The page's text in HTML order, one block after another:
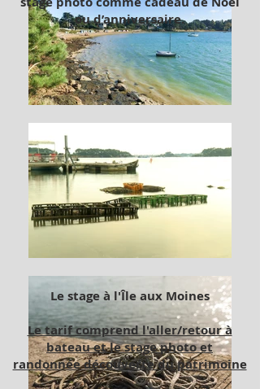
ou d’anniversaire.
Le stage à l'Île aux Moines
Le tarif comprend l'aller/retour à
bateau et le stage photo et
randonnée découverte du patrimoine